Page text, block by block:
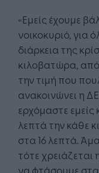
«Εμείς έχουμε
νοικοκυριό, για
διάρκεια της
κιλοβατώρα,
την τιμή που
ανακοινώνει η
ερχόμαστε εμείς
λεπτά την κάθε
στα 16 λεπτά.
τότε χρειάζεται
να φτάσουμε στα